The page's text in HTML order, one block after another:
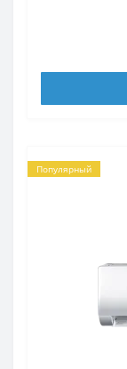
Популярный